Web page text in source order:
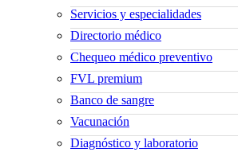
Servicios y especialidades
Directorio médico
Chequeo médico preventivo
FVL premium
Banco de sangre
Vacunación
Diagnóstico y laboratorio